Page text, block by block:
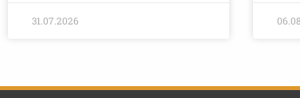
31.07.2026